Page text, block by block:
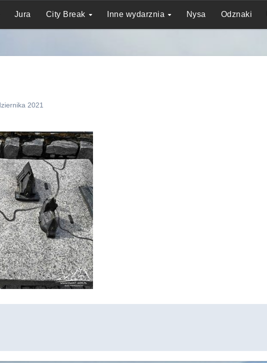
Jura City Break Inne wydarznia Nysa Odznaki
2021